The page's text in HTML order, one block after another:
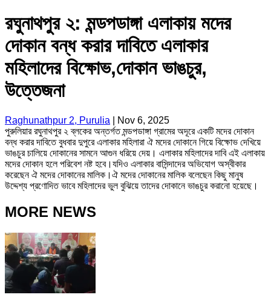
রঘুনাথপুর ২: মন্ডপডাঙ্গা এলাকায় মদের
দোকান বন্ধ করার দাবিতে এলাকার
মহিলাদের বিক্ষোভ,দোকান ভাঙচুর,
উত্তেজনা
Raghunathpur 2, Purulia
Nov 6, 2025
পুরুলিয়ার রঘুনাথপুর ২ ব্লকের অন্তর্গত মন্ডপডাঙ্গা গ্রামের অদূরে একটি মদের দোকান
বন্ধ করার দাবিতে বুধবার দুপুরে এলাকার মহিলারা ঐ মদের দোকানে গিয়ে বিক্ষোভ দেখিয়ে
ভাঙচুর চালিয়ে দোকানের সামনে আগুন ধরিয়ে দেয়। এলাকার মহিলাদের দাবি এই এলাকায়
মদের দোকান হলে পরিবেশ নষ্ট হবে।যদিও এলাকার বাসিন্দাদের অভিযোগ অস্বীকার
করেছেন ঐ মদের দোকানের মালিক।ঐ মদের দোকানের মালিক বলেছেন কিছু মানুষ
উদ্দেশ্য প্রণোদিত ভাবে মহিলাদের ভুল বুঝিয়ে তাদের দোকানে ভাঙচুর করানো হয়েছে।
MORE NEWS